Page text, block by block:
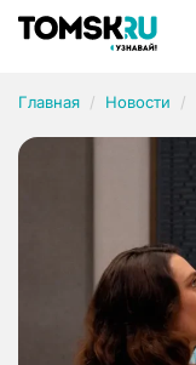
Главная Новости